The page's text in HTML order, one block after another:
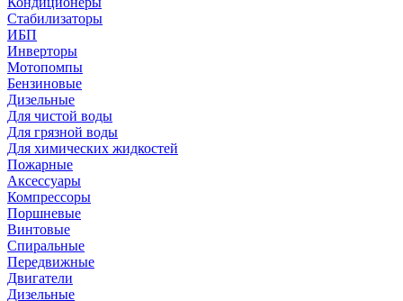
Стабилизаторы
ИБП
Инверторы
Мотопомпы
Бензиновые
Дизельные
Для чистой воды
Для грязной воды
Для химических жидкостей
Пожарные
Аксессуары
Компрессоры
Поршневые
Винтовые
Спиральные
Передвижные
Двигатели
Дизельные